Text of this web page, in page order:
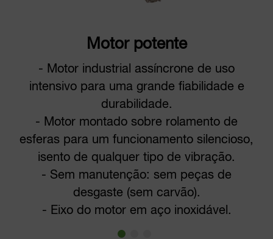
Motor potente
- Motor industrial assíncrone de uso
intensivo para uma grande fiabilidade e
durabilidade.
- Motor montado sobre rolamento de
esferas para um funcionamento silencioso,
isento de qualquer tipo de vibração.
- Sem manutenção: sem peças de
desgaste (sem carvão).
- Eixo do motor em aço inoxidável.